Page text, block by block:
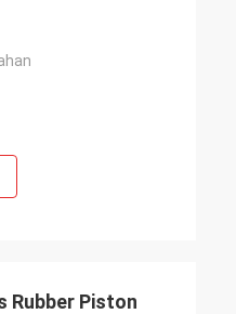
Rubber Piston